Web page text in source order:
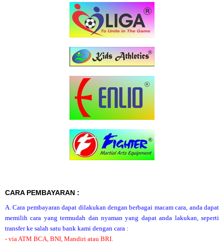
CARA PEMBAYARAN :
A. Cara pembayaran dapat dilakukan dengan berbagai macam cara, anda dapat
memilih cara yang termudah dan nyaman yang dapat anda lakukan, seperti
transfer ke salah satu bank kami dengan cara :
- via ATM BCA, BNI, Mandiri atau BRI.